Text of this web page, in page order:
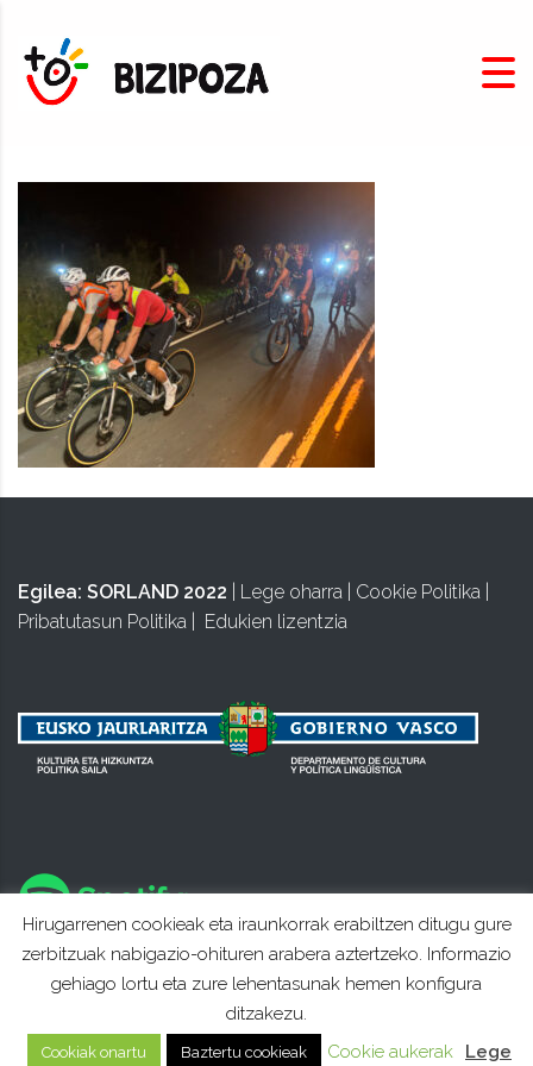
Egilea: SORLAND 2022 Lege oharra Cookie Politika
Pribatutasun Politika
Edukien lizentzia
Hirugarrenen cookieak eta iraunkorrak erabiltzen ditugu gure
zerbitzuak nabigazio-ohituren arabera aztertzeko. Informazio
gehiago lortu eta zure lehentasunak hemen konfigura
ditzakezu.
Cookiak onartu Baztertu cookieak Cookie aukerak Lege